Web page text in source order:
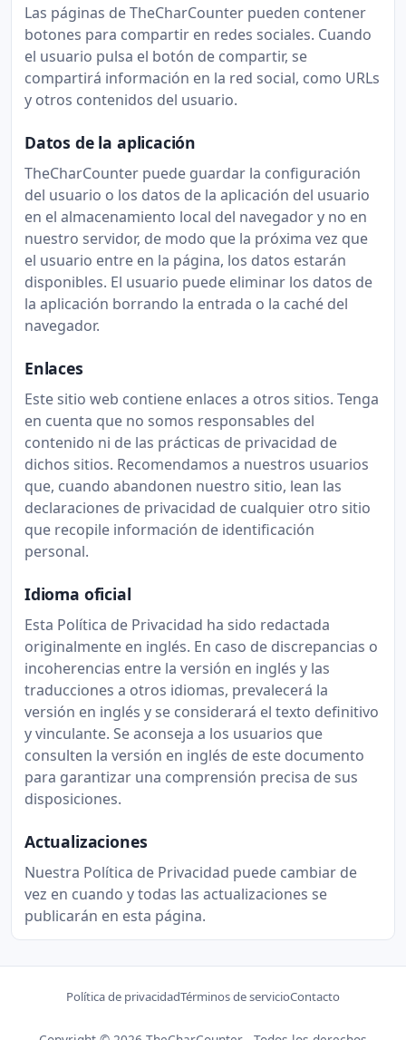
Las páginas de TheCharCounter pueden contener
botones para compartir en redes sociales. Cuando
el usuario pulsa el botón de compartir, se
compartirá información en la red social, como URLs
y otros contenidos del usuario.
Datos de la aplicación
TheCharCounter puede guardar la configuración
del usuario o los datos de la aplicación del usuario
en el almacenamiento local del navegador y no en
nuestro servidor, de modo que la próxima vez que
el usuario entre en la página, los datos estarán
disponibles. El usuario puede eliminar los datos de
la aplicación borrando la entrada o la caché del
navegador.
Enlaces
Este sitio web contiene enlaces a otros sitios. Tenga
en cuenta que no somos responsables del
contenido ni de las prácticas de privacidad de
dichos sitios. Recomendamos a nuestros usuarios
que, cuando abandonen nuestro sitio, lean las
declaraciones de privacidad de cualquier otro sitio
que recopile información de identificación
personal.
Idioma oficial
Esta Política de Privacidad ha sido redactada
originalmente en inglés. En caso de discrepancias o
incoherencias entre la versión en inglés y las
traducciones a otros idiomas, prevalecerá la
versión en inglés y se considerará el texto definitivo
y vinculante. Se aconseja a los usuarios que
consulten la versión en inglés de este documento
para garantizar una comprensión precisa de sus
disposiciones.
Actualizaciones
Nuestra Política de Privacidad puede cambiar de
vez en cuando y todas las actualizaciones se
publicarán en esta página.
Política de privacidadTérminos de servicioContacto